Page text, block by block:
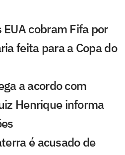
cobram Fifa por
feita para a Copa do
a acordo com
Henrique informa
é acusado de